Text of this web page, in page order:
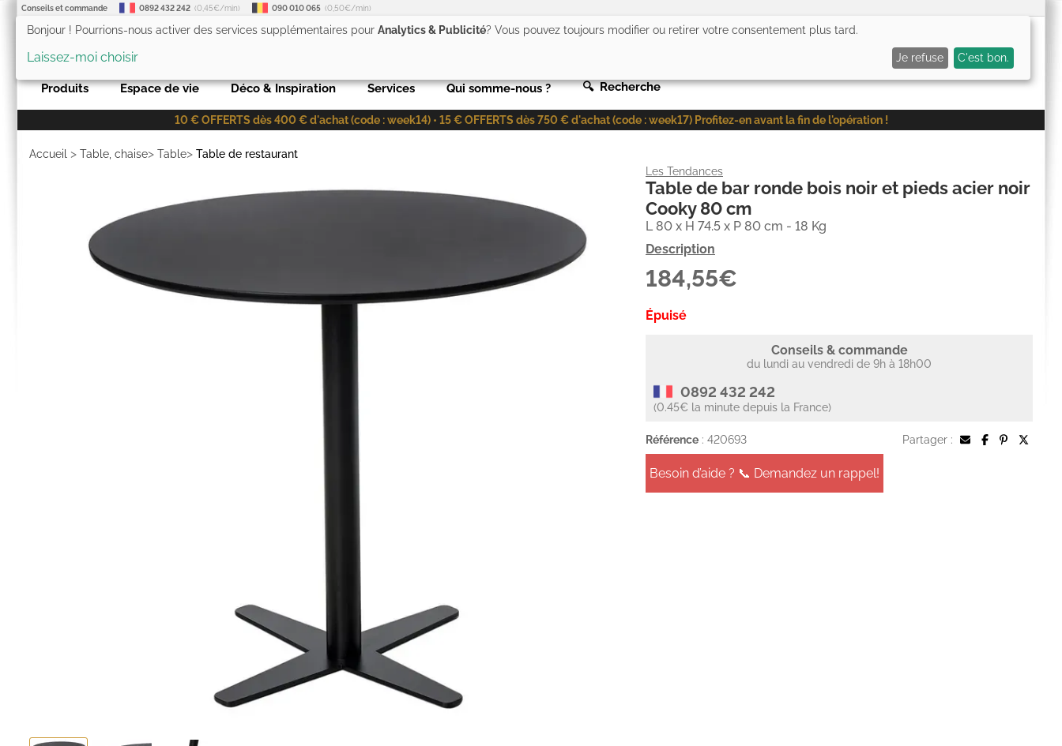
Conseils et commande 0892 432 242 (0,45€/min) 090 010 065 (0,50€/min)
0) Mon panier (0
Produits Espace de vie Déco & Inspiration Services Qui somme-nous ? 🔍 Recherche
10 € OFFERTS dès 400 € d'achat (code : week14) • 15 € OFFERTS dès 750 € d'achat (code : week17) Profitez-en avant la fin de l'opération !
Accueil > Table, chaise> Table> Table de restaurant
Les Tendances
Table de bar ronde bois noir et pieds acier noir
Cooky 80 cm
L 80 x H 74.5 x P 80 cm - 18 Kg
Description
184,55€
Épuisé
Conseils & commande
du lundi au vendredi de 9h à 18h00
0892 432 242
(0.45€ la minute depuis la France)
Référence : 420693 Partager :
Besoin d’aide ? 📞 Demandez un rappel!
Bonjour ! Pourrions-nous activer des services supplémentaires pour Analytics & Publicité? Vous pouvez toujours modifier ou retirer votre consentement plus tard.
Laissez-moi choisir Je refuse C'est bon.